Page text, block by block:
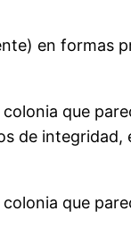
en formas
que
de integridad,
que